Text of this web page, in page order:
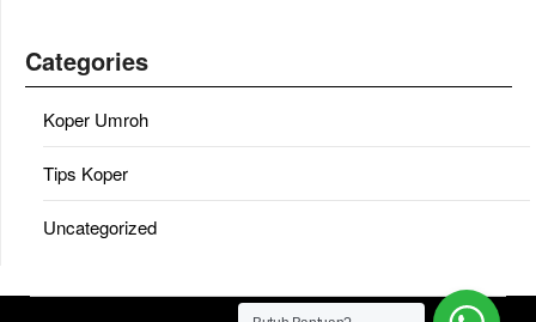
Categories
Koper Umroh
Tips Koper
Uncategorized